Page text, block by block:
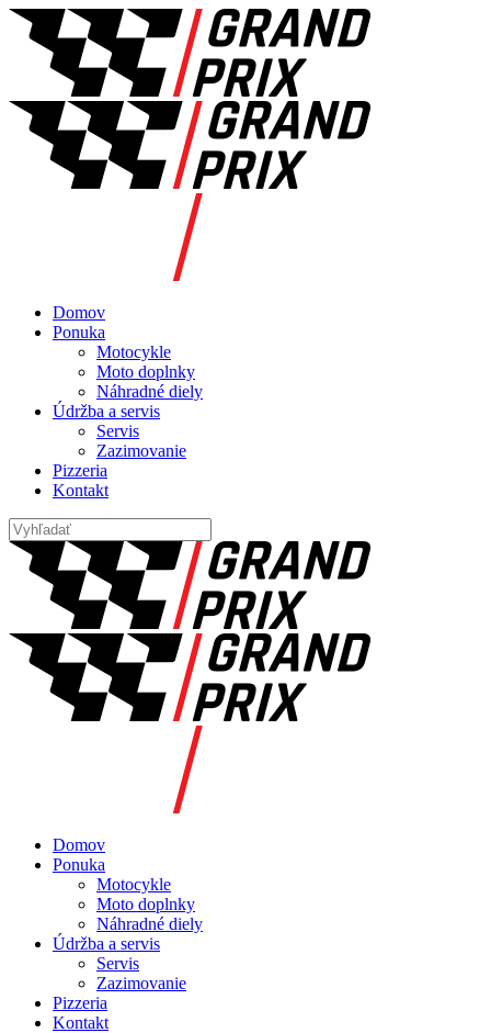
Domov
Ponuka
Motocykle
Moto doplnky
Náhradné diely
Údržba a servis
Servis
Zazimovanie
Pizzeria
Kontakt
Domov
Ponuka
Motocykle
Moto doplnky
Náhradné diely
Údržba a servis
Servis
Zazimovanie
Pizzeria
Kontakt